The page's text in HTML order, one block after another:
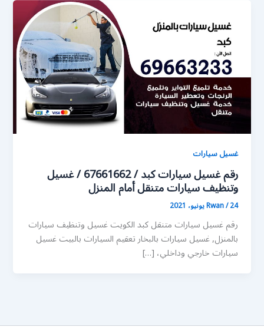
غسيل سيارات
رقم غسيل سيارات كبد / 67661662 / غسيل
وتنظيف سيارات متنقل أمام المنزل
Rwan/24 يونيو، 2021
رقم غسيل سيارات متنقل كبد الكويت غسيل وتنظيف سيارات
بالمنزل, غسيل سيارات بالبخار تعقيم السيارات بالبيت غسيل
سيارات خارجي وداخلي، […]